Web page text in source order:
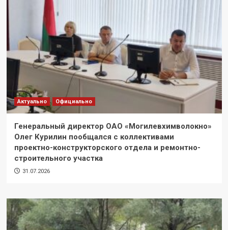
Актуально Официально
Генеральный директор ОАО «Могилевхимволокно»
Олег Курилин пообщался с коллективами
проектно-конструкторского отдела и ремонтно-
строительного участка
31.07.2026